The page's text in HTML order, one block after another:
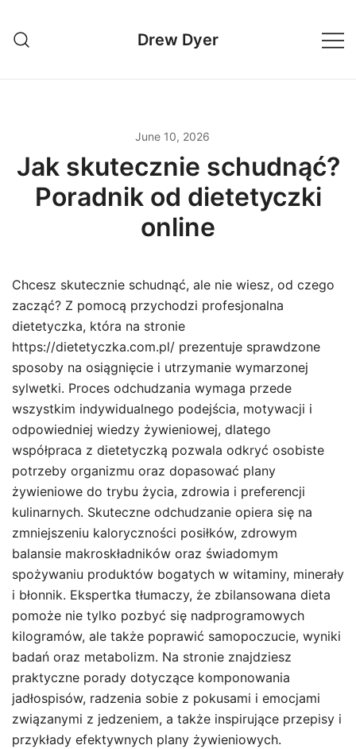
content
Drew Dyer
June 10, 2026
Jak skutecznie schudnąć?
Poradnik od dietetyczki
online
Chcesz skutecznie schudnąć, ale nie wiesz, od czego
zacząć? Z pomocą przychodzi profesjonalna
dietetyczka, która na stronie
https://dietetyczka.com.pl/ prezentuje sprawdzone
sposoby na osiągnięcie i utrzymanie wymarzonej
sylwetki. Proces odchudzania wymaga przede
wszystkim indywidualnego podejścia, motywacji i
odpowiedniej wiedzy żywieniowej, dlatego
współpraca z dietetyczką pozwala odkryć osobiste
potrzeby organizmu oraz dopasować plany
żywieniowe do trybu życia, zdrowia i preferencji
kulinarnych. Skuteczne odchudzanie opiera się na
zmniejszeniu kaloryczności posiłków, zdrowym
balansie makroskładników oraz świadomym
spożywaniu produktów bogatych w witaminy, minerały
i błonnik. Ekspertka tłumaczy, że zbilansowana dieta
pomoże nie tylko pozbyć się nadprogramowych
kilogramów, ale także poprawić samopoczucie, wyniki
badań oraz metabolizm. Na stronie znajdziesz
praktyczne porady dotyczące komponowania
jadłospisów, radzenia sobie z pokusami i emocjami
związanymi z jedzeniem, a także inspirujące przepisy i
przykłady efektywnych plany żywieniowych.